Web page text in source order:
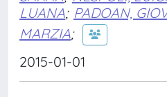
LUANA; PADOAN,
MARZIA;
2015-01-01